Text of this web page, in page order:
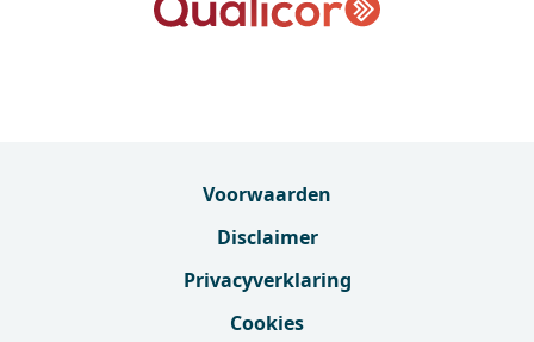
Voorwaarden
Disclaimer
Privacyverklaring
Cookies